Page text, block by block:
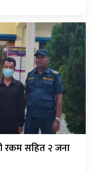
रकम सहित २ जना